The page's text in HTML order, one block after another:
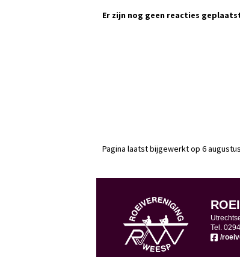
Er zijn nog geen reacties
Pagina laatst bijgewerkt op 6
Tel.
/